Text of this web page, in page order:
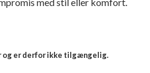
med stil eller komfort.
og er derfor ikke tilgængelig.